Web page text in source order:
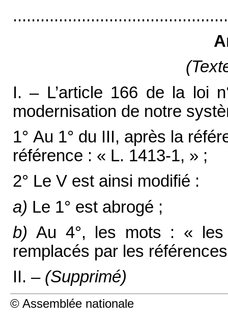
I. – L’article 166 de la loi
modernisation de notre
1° Au 1° du III, après la
référence : « L. 1413-1, » ;
2° Le V est ainsi modifié :
a) Le 1° est abrogé ;
b) Au 4°, les mots : « les
remplacés par les
II. – (Supprimé)
© Assemblée nationale